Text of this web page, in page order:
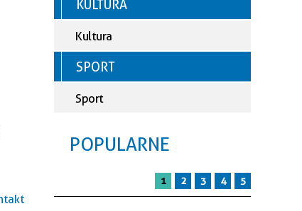
KULTURA
Kultura
SPORT
Sport
POPULARNE
1 2 3 4 5